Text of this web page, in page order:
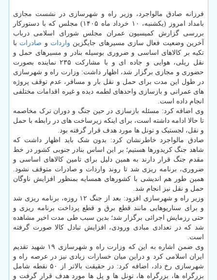
فرزانه صادق مالواجرد، وزیر راه و شهرسازی در نشست مجازی
بامداد امروز (یکشنبه، ۱۰ خرداد ماه ۱۴۰۵) مجلس که با دستورکار
بررسی گزارش کمیسیون عمران مجلس شورای اسلامی درباب
آخرین وضعیت فعال سازی مسیرهای جایگزین واردات و صادرات با
تکیه بر کالاهای اساسی و ضروری بوسیله بنادر و مسیرهای حمل و
نقل ریلی، هوایی و جاده ای و با مشارکت ۲۳۵ نماینده بصورت
حضوری و مجازی برگزار شد، اظهار داشت: وزارت راه و شهرسازی
در طول این مدت برای حمل و نقل بار و مسافر، عدم توقف پروژه
های عمرانی و بازسازی واحدهای لطمه دیده و غیره اقدامات مختلفی
انجام داده است.
وی اضافه کرد: مسئله بازسازی در حین جنگ و دوران ترک مخاصمه
تا حالا ادامه داشته است، برای اینکه زیرساخت های در رابطه با حمل
و نقل، لجستیک و تونل ها مورد هدف قرار گرفته بود.
صادق مالواجرد خاطرنشان کرد: بدون شک باید اظهار داشت که
شاهد جنگ کریدورها هستیم؛ بر این اساس بنادر جنوبی کشور در خط
مقدم جنگ قرار دارند به همین دلیل برای تامین کالاهای اساسی و
ضروری، برنامه ریزی شد تا روند واردات و صادرات متوقف نشود.
همین طور هم اندیشی با کشورهای همسایه بمنظور افزایش ناوگان
حمل و نقل نیز انجام شد.
وزیر راه و شهرسازی افزود: بعد از جنگ ۱۲ روزه، برنامه ریزی شد
و برای سناریوهایی مانند قطع برق و قطع پرداخت برنامه ریزی و
حتی رزمایش اجرائی برگزار شد؛ بدین سبب طی مدت اخیر مشاهده
شد که در تعدادی مبادی ورودی، افزایش تبادل کالا صورت گرفته
است.
وی ضمن اشاره به این که وزارت راه و شهرسازی ۱۹ شهید تقدیم
ایران اسلامی کرد و دراین میان خسارات زیادی نیز در عرصه راه و
شهرسازی رخ داد، اضافه کرد: در حقیقت بالاتر از ۵۰ نقطه شامل
بزرگراه ها، بزرگراه ها، تونل ها و پل ها مورد هدف قرار گرفت و